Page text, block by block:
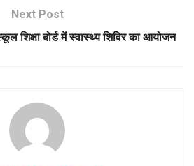
Next Post
शिक्षा बोर्ड में स्वास्थ्य शिविर का आयोजन